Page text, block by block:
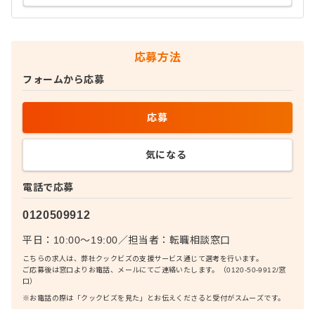
応募方法
電話で応募
0120509912
平日：10:00〜19:00／担当者： 転職相談窓口
こちらの求人は、弊社クックビズの支援サービス通じて選考を行います。
ご応募後は窓口よりお電話、メールにてご連絡いたします。（0120-50-9912/窓
口）
※お電話の際は「クックビズを見た」とお伝えくださると受付がスムーズです。
フォームから応募
応募
気になる